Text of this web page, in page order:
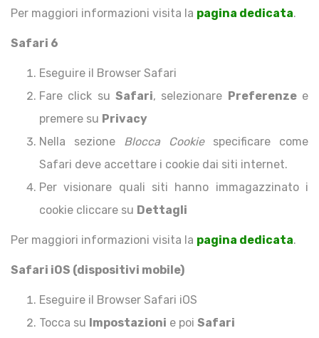
Per maggiori informazioni visita la pagina dedicata.
Safari 6
Eseguire il Browser Safari
Fare click su Safari, selezionare Preferenzee
premere su Privacy
Nella sezione Blocca Cookiespecificare come
Safari deve accettare i cookie dai siti internet.
Per visionare quali siti hanno immagazzinato i
cookie cliccare su Dettagli
Per maggiori informazioni visita la pagina dedicata.
Safari iOS (dispositivi mobile)
Eseguire il Browser Safari iOS
Tocca su Impostazioni e poi Safari